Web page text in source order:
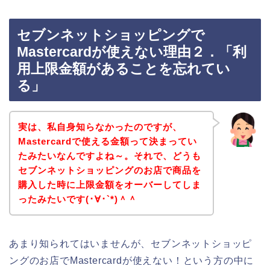
セブンネットショッピングで
Mastercardが使えない理由２．「利
用上限金額があることを忘れてい
る」
実は、私自身知らなかったのですが、
Mastercardで使える金額って決まってい
たみたいなんですよね～。それで、どうも
セブンネットショッピングのお店で商品を
購入した時に上限金額をオーバーしてしま
ったみたいです(･∀･`*)＾＾
あまり知られてはいませんが、セブンネットショッピ
ングのお店でMastercardが使えない！という方の中に